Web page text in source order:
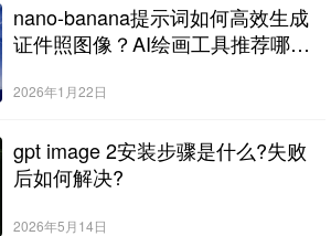
nano-banana提示词如何高效生成
证件照图像？AI绘画工具推荐哪些
2026年1月22日
gpt image 2安装步骤是什么?失败
后如何解决?
2026年5月14日